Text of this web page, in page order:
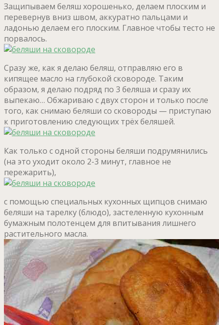
Защипываем беляш хорошенько, делаем плоским и
перевернув вниз швом, аккуратно пальцами и
ладонью делаем его плоским. Главное чтобы тесто не
порвалось.
Сразу же, как я делаю беляш, отправляю его в
кипящее масло на глубокой сковороде. Таким
образом, я делаю подряд по 3 беляша и сразу их
выпекаю… Обжариваю с двух сторон и только после
того, как снимаю беляши со сковороды — приступаю
к приготовлению следующих трёх беляшей.
Как только с одной стороны беляши подрумянились
(на это уходит около 2-3 минут, главное не
пережарить),
с помощью специальных кухонных щипцов снимаю
беляши на тарелку (блюдо), застеленную кухонным
бумажным полотенцем для впитывания лишнего
растительного масла.